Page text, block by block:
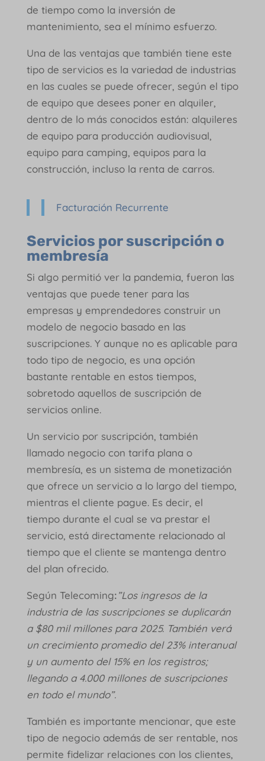
de tiempo como la inversión de
mantenimiento, sea el mínimo esfuerzo.
Una de las ventajas que también tiene este
tipo de servicios es la variedad de industrias
en las cuales se puede ofrecer, según el tipo
de equipo que desees poner en alquiler,
dentro de lo más conocidos están: alquileres
de equipo para producción audiovisual,
equipo para camping, equipos para la
construcción, incluso la renta de carros.
Facturación Recurrente
Servicios por suscripción o
membresía
Si algo permitió ver la pandemia, fueron las
ventajas que puede tener para las
empresas y emprendedores construir un
modelo de negocio basado en las
suscripciones. Y aunque no es aplicable para
todo tipo de negocio, es una opción
bastante rentable en estos tiempos,
sobretodo aquellos de suscripción de
servicios online.
Un servicio por suscripción, también
llamado negocio con tarifa plana o
membresía, es un sistema de monetización
que ofrece un servicio a lo largo del tiempo,
mientras el cliente pague. Es decir, el
tiempo durante el cual se va prestar el
servicio, está directamente relacionado al
tiempo que el cliente se mantenga dentro
del plan ofrecido.
Según Telecoming:”Los ingresos de la
industria de las suscripciones se duplicarán
a $80 mil millones para 2025. También verá
un crecimiento promedio del 23% interanual
y un aumento del 15% en los registros;
llegando a 4.000 millones de suscripciones
en todo el mundo”.
También es importante mencionar, que este
tipo de negocio además de ser rentable, nos
permite fidelizar relaciones con los clientes,